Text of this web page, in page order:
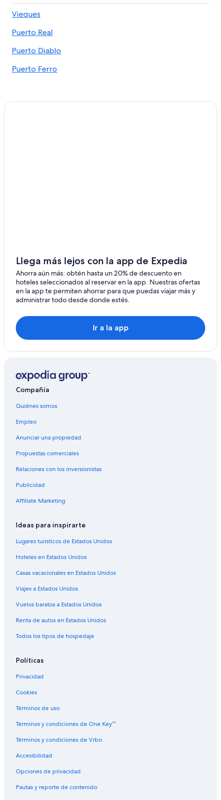
Vieques
Puerto Real
Puerto Diablo
Puerto Ferro
Llega más lejos con la app de Expedia
Ahorra aún más: obtén hasta un 20% de descuento en
hoteles seleccionados al reservar en la app. Nuestras ofertas
en la app te permiten ahorrar para que puedas viajar más y
administrar todo desde donde estés.
Ir a la app
Compañía
Quiénes somos
Empleo
Anunciar una propiedad
Propuestas comerciales
Relaciones con los inversionistas
Publicidad
Affiliate Marketing
Ideas para inspirarte
Lugares turísticos de Estados Unidos
Hoteles en Estados Unidos
Casas vacacionales en Estados Unidos
Viajes a Estados Unidos
Vuelos baratos a Estados Unidos
Renta de autos en Estados Unidos
Todos los tipos de hospedaje
Políticas
Privacidad
Cookies
Términos de uso
Términos y condiciones de One Key™
Términos y condiciones de Vrbo
Accesibilidad
Opciones de privacidad
Pautas y reporte de contenido